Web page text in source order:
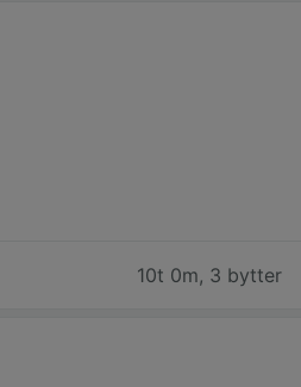
10t 0m, 3 bytter